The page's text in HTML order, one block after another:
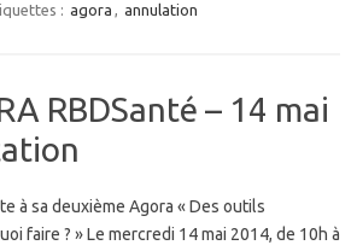
: agora , annulation
RBDSanté – 14 mai
à sa deuxième Agora « Des outils
faire ? » Le mercredi 14 mai 2014, de 10h à